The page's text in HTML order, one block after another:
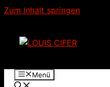
Zum Inhalt springen
Menü